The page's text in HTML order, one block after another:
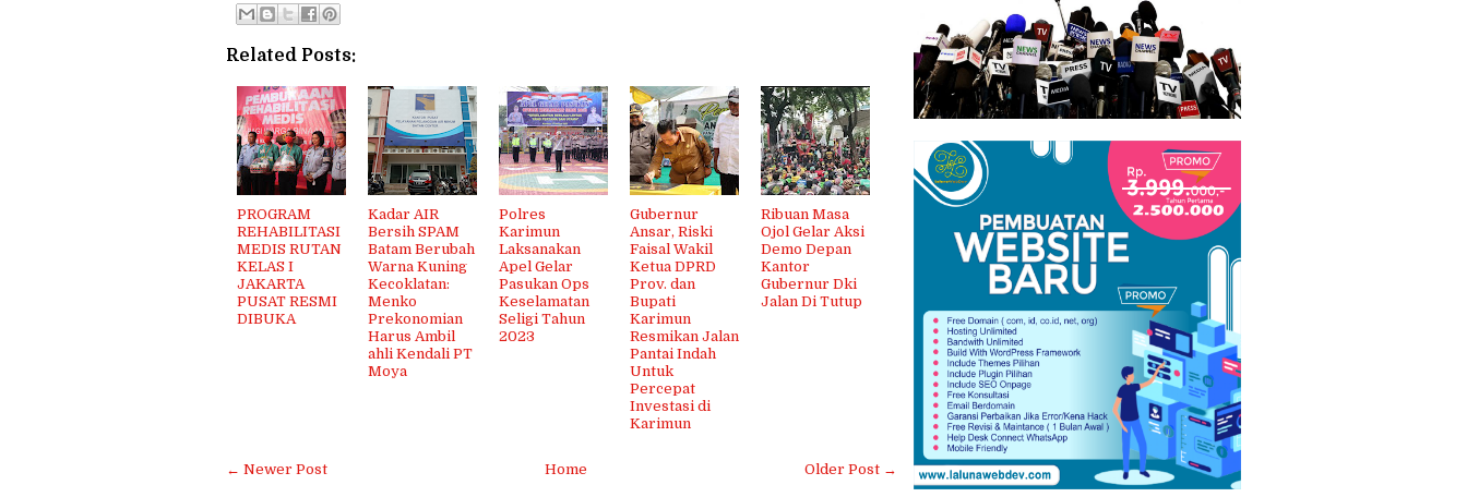
Related Posts:
PROGRAM
REHABILITASI
MEDIS RUTAN
KELAS I
JAKARTA
PUSAT RESMI
DIBUKA
Kadar AIR
Bersih SPAM
Batam Berubah
Warna Kuning
Kecoklatan:
Menko
Prekonomian
Harus Ambil
ahli Kendali PT
Moya
Polres
Karimun
Laksanakan
Apel Gelar
Pasukan Ops
Keselamatan
Seligi Tahun
2023
Gubernur
Ansar, Riski
Faisal Wakil
Ketua DPRD
Prov. dan
Bupati
Karimun
Resmikan Jalan
Pantai Indah
Untuk
Percepat
Investasi di
Karimun
Ribuan Masa
Ojol Gelar Aksi
Demo Depan
Kantor
Gubernur Dki
Jalan Di Tutup
← Newer Post Older Post →
Home